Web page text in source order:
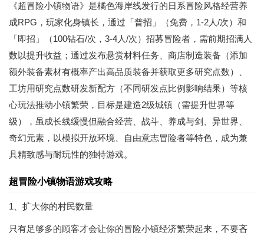
《超冒险小镇物语》是橘色海岸线发行的日系冒险风格经营养
成RPG，玩家化身镇长，通过「普招」（免费，1-2人/次）和
「即招」（100钻石/次，3-4人/次）招募冒险者，需前期招满人
数以提升收益；通过发布悬赏材料任务、商店制造装备（添加
额外装备素材有概率产出高品质装备并获取更多研究点数）、
工坊用研究点数研发新配方（不同研发点比例影响结果）等核
心玩法推动小镇繁荣，目标是建造2级城镇（需提升世界等
级），虽成长线缓慢但融合经营、战斗、养成与剑、异世界、
奇幻元素，以模拟开放环境、自由意志冒险者等特色，成为兼
具精致感与耐玩性的独特游戏。
超冒险小镇物语游戏攻略
1、扩大你的村民数量
只有足够多的顾客才会让你的冒险小镇经济繁荣起来，不要吝